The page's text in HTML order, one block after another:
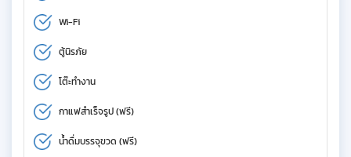
Wi-Fi
ตู้นิรภัย
โต๊ะทำงาน
กาแฟสำเร็จรูป (ฟรี)
น้ำดื่มบรรจุขวด (ฟรี)